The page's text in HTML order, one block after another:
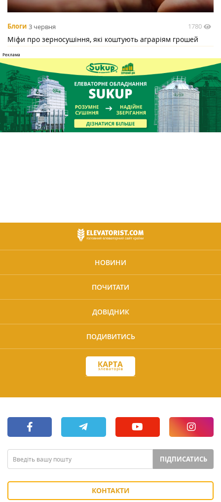
Блоги 3 червня 1780
Міфи про зерносушіння, які коштують аграріям грошей
НОВИНИ
ПОЧИТАТИ
ДОВІДНИК
ПОДИВИТИСЬ
ПІДПИСАТИСЬ
КОНТАКТИ